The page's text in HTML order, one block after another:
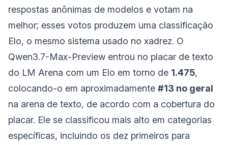
respostas anônimas de modelos e votam na
melhor; esses votos produzem uma classificação
Elo, o mesmo sistema usado no xadrez. O
Qwen3.7-Max-Preview entrou no placar de texto
do LM Arena com um Elo em torno de 1.475,
colocando-o em aproximadamente #13 no geral
na arena de texto, de acordo com a cobertura do
placar. Ele se classificou mais alto em categorias
específicas, incluindo os dez primeiros para